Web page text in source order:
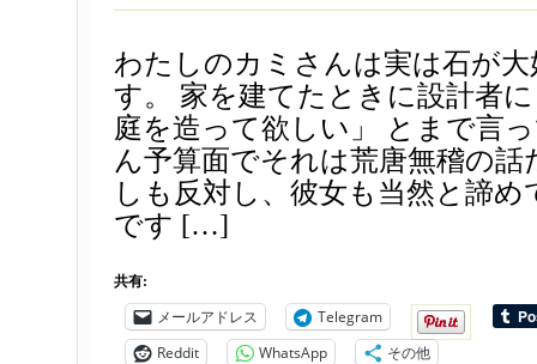
わたしのカミさんは実は石が
す。 家を建てたときに設計者
庭を造って欲しい」 とまで言
ん予算面でそれは荒唐無稽の
しも反対し、彼女も当然と諦
です […]
共有:
メールアドレス
Telegram
Reddit
WhatsApp その他